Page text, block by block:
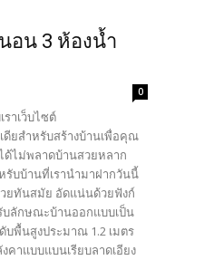
อน 3 ห้องน้ำ
0
าเว็บไซต์
ดียสำหรับสร้างบ้านเพื่อคุณ
ด้ไม่พลาดบ้านสวยหลาก
รับบ้านที่เรานำมาฝากวันนี้
ยทันสมัย อัดแน่นด้วยฟังก์
ลักษณะบ้านออกแบบเป็น
บพื้นสูงประมาณ 1.2 เมตร
าแบบแบนเรียบลาดเอียง